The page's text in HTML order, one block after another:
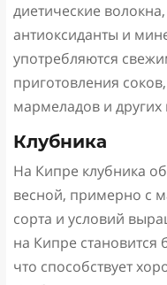
диетические
антиоксиданты и
употребляются
приготовления
мармеладов и
Клубника
На Кипре клубника
весной, примерно с
сорта и условий
на Кипре
что способствует